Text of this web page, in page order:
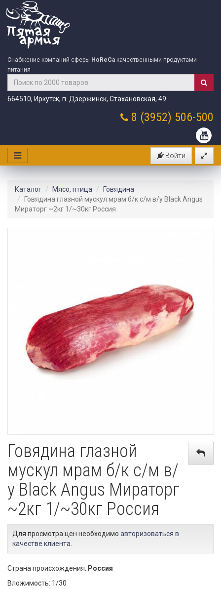
Снабжение компаний сферы HoReCa качественными продуктами
питания
664510, Иркутск, п. Дзержинск, Стахановская, 49
8 (3952) 506-500
Войти
Каталог Мясо, птица
Говядина
Говядина глазной мускул мрам б/к с/м в/у Black Angus
Мираторг ~2кг 1/~30кг Россия
Говядина глазной
мускул мрам б/к с/м в/
у Black Angus Мираторг
~2кг 1/~30кг Россия
Для просмотра цен необходимо авторизоваться в
качестве клиента
Страна происхождения: Россия
Вложимость: 1/30